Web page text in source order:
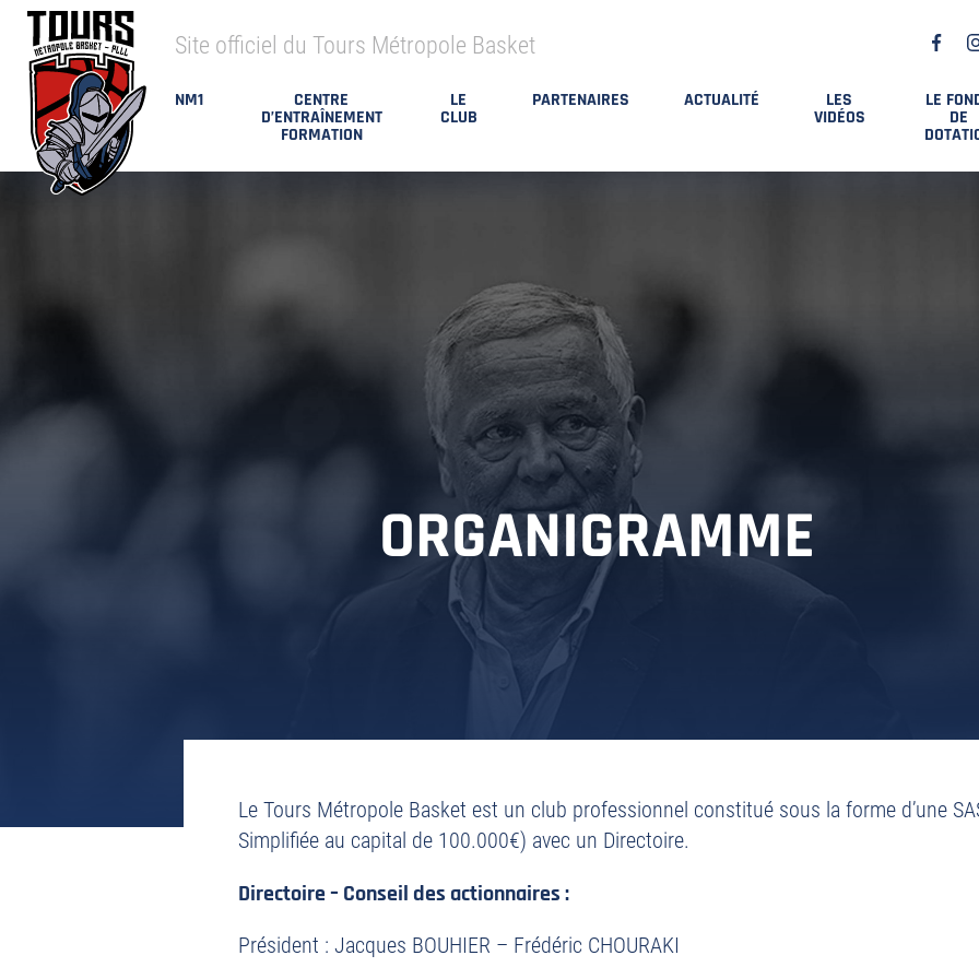
Site officiel du Tours Métropole Basket
NM1 CENTRE
D’ENTRAÎNEMENT
FORMATION
LE
CLUB
PARTENAIRES ACTUALITÉ LES
VIDÉOS
LE
DE
ORGANIGRAMME
Le Tours Métropole Basket est un club professionnel constitué sous la forme d’une
Simplifiée au capital de 100.000€) avec un Directoire.
Directoire – Conseil des actionnaires :
Président : Jacques BOUHIER – Frédéric CHOURAKI